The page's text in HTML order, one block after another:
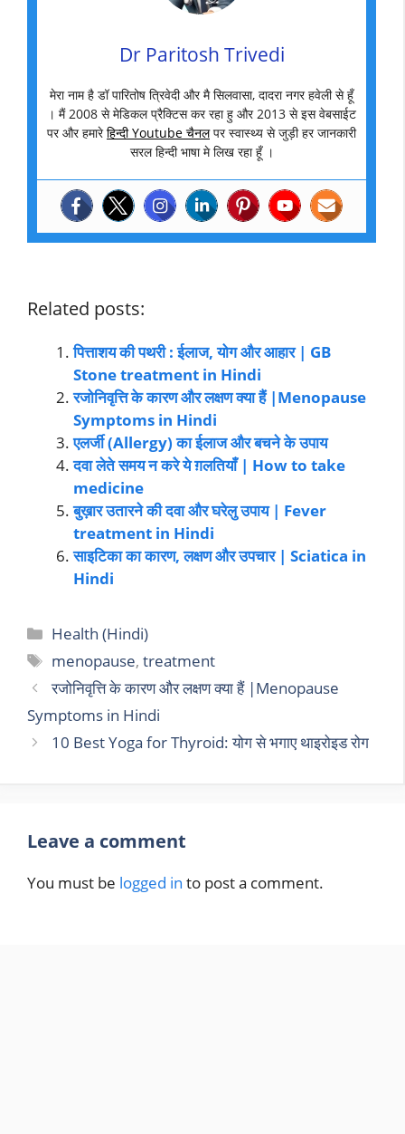
Dr Paritosh Trivedi
मेरा नाम है डॉ पारितोष त्रिवेदी और मै सिलवासा, दादरा नगर हवेली से हूँ
। मैं 2008 से मेडिकल प्रैक्टिस कर रहा हु और 2013 से इस वेबसाईट
पर और हमारेहिन्दी Youtube चैनलपर स्वास्थ्य से जुड़ी हर जानकारी
सरल हिन्दी भाषा मे लिख रहा हूँ ।
Related posts:
पित्ताशय की पथरी : ईलाज, योग और आहार | GB
Stone treatment in Hindi
रजोनिवृत्ति के कारण और लक्षण क्या हैं |Menopause
Symptoms in Hindi
एलर्जी (Allergy) का ईलाज और बचने के उपाय
दवा लेते समय न करे ये ग़लतियाँ | How to take
medicine
बुख़ार उतारने की दवा और घरेलु उपाय | Fever
treatment in Hindi
साइटिका का कारण, लक्षण और उपचार | Sciatica in
Hindi
Health (Hindi)
menopause,treatment
रजोनिवृत्ति के कारण और लक्षण क्या हैं |Menopause
Symptoms in Hindi
10 Best Yoga for Thyroid: योग से भगाए थाइरोइड रोग
Leave a comment
You must be logged in to post a comment.